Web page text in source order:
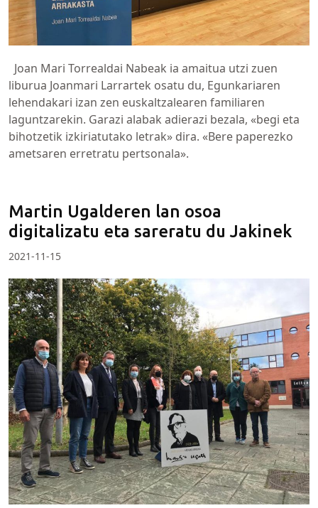
Joan Mari Torrealdai Nabeak ia amaitua utzi zuen
liburua Joanmari Larrartek osatu du, Egunkariaren
lehendakari izan zen euskaltzalearen familiaren
laguntzarekin. Garazi alabak adierazi bezala, «begi eta
bihotzetik izkiriatutako letrak» dira. «Bere paperezko
ametsaren erretratu pertsonala».
Martin Ugalderen lan osoa
digitalizatu eta sareratu du Jakinek
2021-11-15